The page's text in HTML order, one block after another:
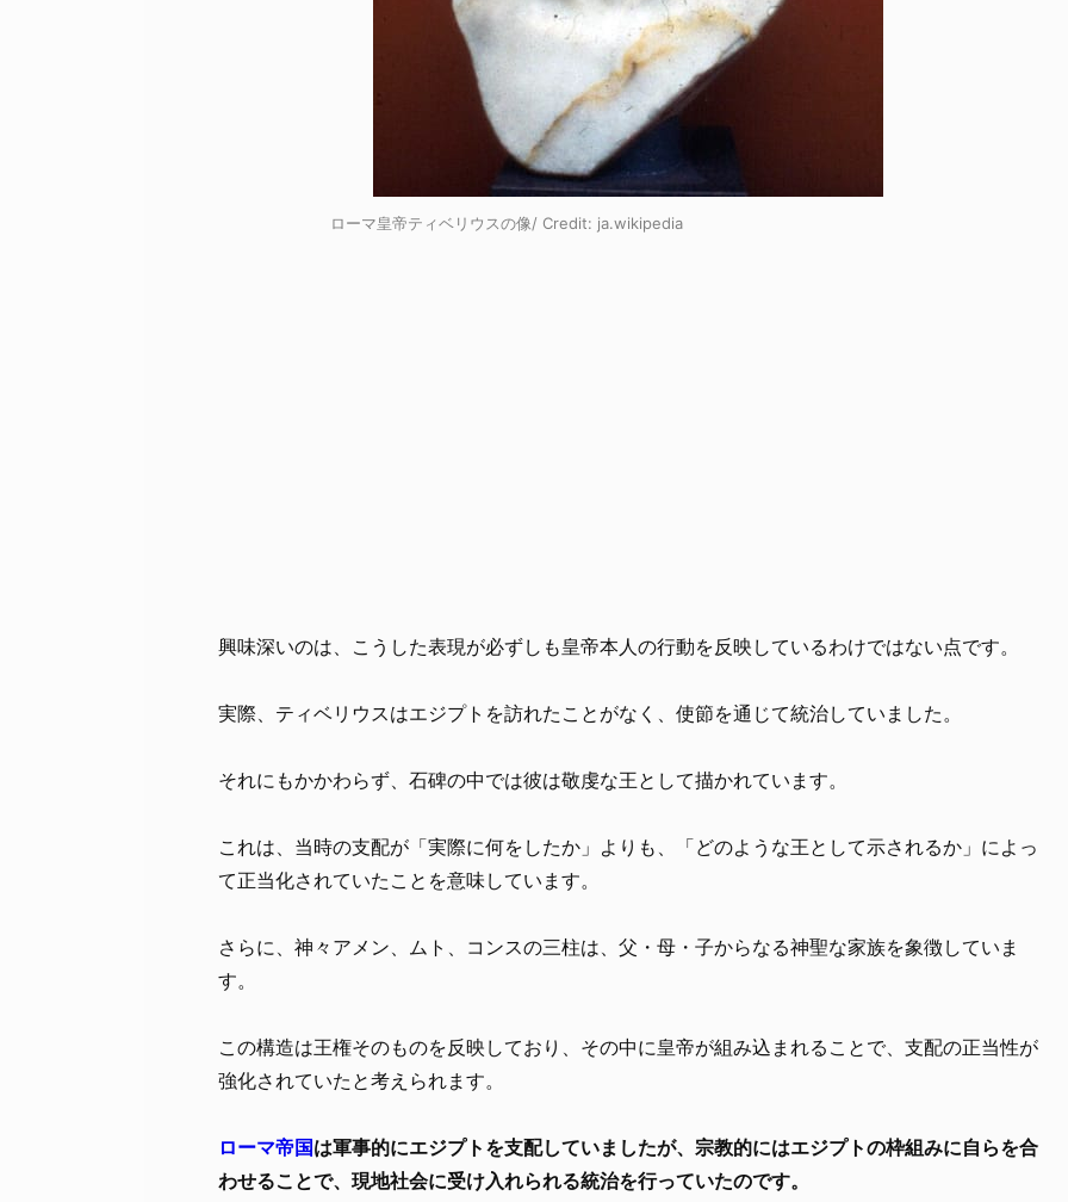
ローマ皇帝ティベリウスの像/ Credit: ja.wikipedia
興味深いのは、こうした表現が必ずしも皇帝本人の行動を反映しているわけではない点です。
実際、ティベリウスはエジプトを訪れたことがなく、使節を通じて統治していました。
それにもかかわらず、石碑の中では彼は敬虔な王として描かれています。
これは、当時の支配が「実際に何をしたか」よりも、「どのような王として示されるか」によっ
て正当化されていたことを意味しています。
さらに、神々アメン、ムト、コンスの三柱は、父・母・子からなる神聖な家族を象徴していま
す。
この構造は王権そのものを反映しており、その中に皇帝が組み込まれることで、支配の正当性が
強化されていたと考えられます。
ローマ帝国は軍事的にエジプトを支配していましたが、宗教的にはエジプトの枠組みに自らを合
わせることで、現地社会に受け入れられる統治を行っていたのです。